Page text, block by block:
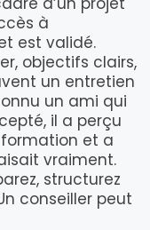
à
est validé.
objectifs clairs,
un entretien
un ami qui
il a perçu
et a
vraiment.
structurez
conseiller peut